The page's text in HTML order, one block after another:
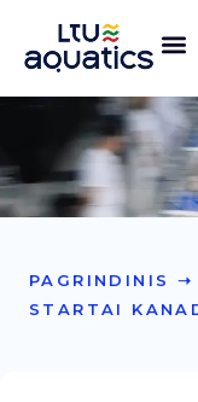
PAGRINDINIS ➝
STARTAI